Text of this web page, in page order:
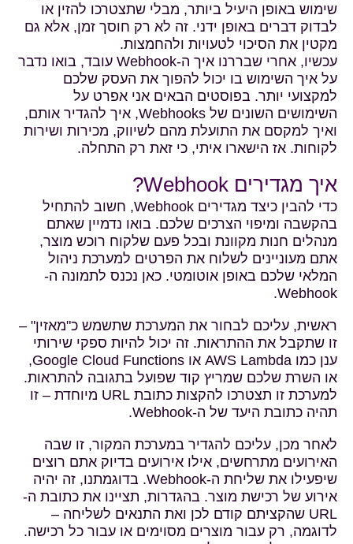
שימוש באופן היעיל ביותר, מבלי שתצטרכו להזין או
לבדוק דברים באופן ידני. זה לא רק חוסך זמן, אלא גם
מקטין את הסיכוי לטעויות ולהחמצות.
עכשיו, אחרי שבררנו איך ה-Webhook עובד, בואו נדבר
על איך השימוש בו יכול להפוך את העסק שלכם
למקצועי יותר. בפוסטים הבאים אני אפרט על
השימושים השונים של Webhooks, איך להגדיר אותם,
ואיך למקסם את התועלת מהם לשיווק, מכירות ושירות
לקוחות. אז הישארו איתי, כי זאת רק התחלה.
איך מגדירים Webhook?
כדי להבין כיצד מגדירים Webhook, חשוב להתחיל
בהקשבה ומיפוי הצרכים שלכם. בואו נדמיין שאתם
מנהלים חנות מקוונת ובכל פעם שלקוח רוכש מוצר,
אתם מעוניינים לשלוח את הפרטים למערכת ניהול
המלאי שלכם באופן אוטומטי. כאן נכנס לתמונה ה-
Webhook.
ראשית, עליכם לבחור את המערכת שתשמש כ"מאזין" –
זו שתקבל את ההתראות. זה יכול להיות ספקי שירותי
ענן כמו AWS Lambda או Google Cloud Functions,
או השרת שלכם שמריץ קוד שפועל בתגובה להתראות.
למערכת זו תצטרכו להקצות כתובת URL מיוחדת – זו
תהיה כתובת היעד של ה-Webhook.
לאחר מכן, עליכם להגדיר במערכת המקור, זו שבה
האירועים מתרחשים, אילו אירועים בדיוק אתם רוצים
שיפעילו את שליחת ה-Webhook. בדוגמתנו, זה יהיה
אירוע של רכישת מוצר. בהגדרות, תציינו את כתובת ה-
URL שהקציתם קודם לכן ואת התנאים לשליחה –
לדוגמה, רק עבור מוצרים מסוימים או עבור כל רכישה.